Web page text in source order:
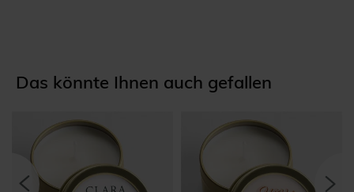
Das könnte Ihnen auch gefallen